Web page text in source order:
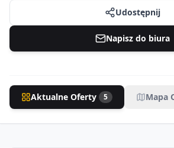
Udostępnij
Napisz do biura
Aktualne Oferty 5 Mapa